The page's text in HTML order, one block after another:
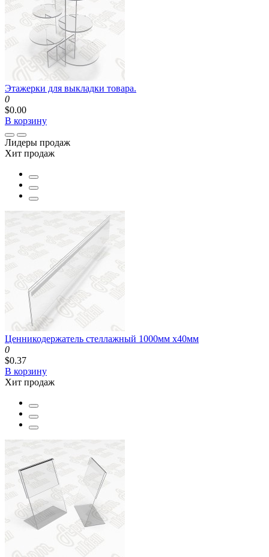
Этажерки для выкладки товара.
0
$0.00
В корзину
Лидеры продаж
Хит продаж
Ценникодержатель стеллажный 1000мм x40мм
0
$0.37
В корзину
Хит продаж